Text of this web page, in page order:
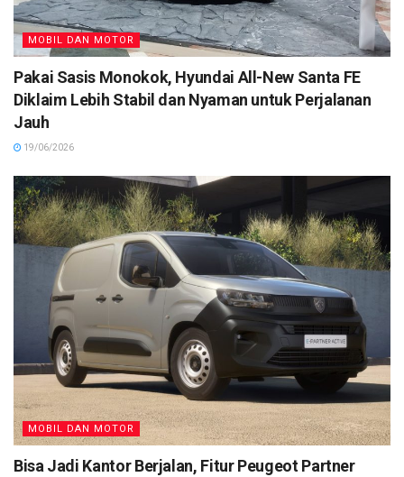
MOBIL DAN MOTOR
Pakai Sasis Monokok, Hyundai All-New Santa FE
Diklaim Lebih Stabil dan Nyaman untuk Perjalanan
Jauh
19/06/2026
MOBIL DAN MOTOR
Bisa Jadi Kantor Berjalan, Fitur Peugeot Partner